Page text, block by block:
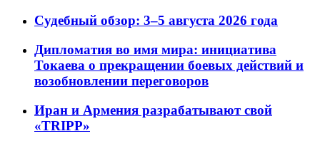
Судебный обзор: 3–5 августа 2026 года
Дипломатия во имя мира: инициатива
Токаева о прекращении боевых действий и
возобновлении переговоров
Иран и Армения разрабатывают свой
«TRIPP»